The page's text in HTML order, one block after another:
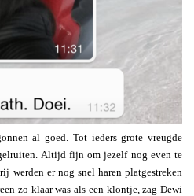
al goed. Tot ieders grote vreugde
Altijd fijn om jezelf nog even te
werden er nog snel haren platgestreken
zo klaar was als een klontje, zag Dewi